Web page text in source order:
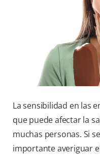
La sensibilidad en las
que puede afectar la
muchas personas. Si
importante averiguar